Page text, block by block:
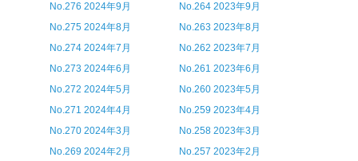
No.276 2024年9月
No.275 2024年8月
No.274 2024年7月
No.273 2024年6月
No.272 2024年5月
No.271 2024年4月
No.270 2024年3月
No.269 2024年2月
No.264 2023年9月
No.263 2023年8月
No.262 2023年7月
No.261 2023年6月
No.260 2023年5月
No.259 2023年4月
No.258 2023年3月
No.257 2023年2月